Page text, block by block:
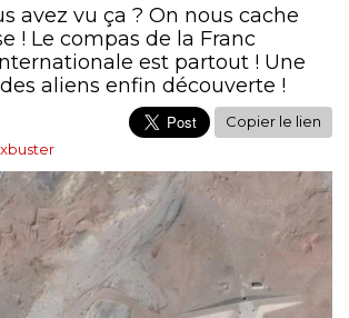
avez vu ça ? On nous cache
! Le compas de la Franc
est partout ! Une
aliens enfin découverte !
Copier le lien